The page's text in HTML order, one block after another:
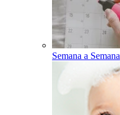
Semana a Semana